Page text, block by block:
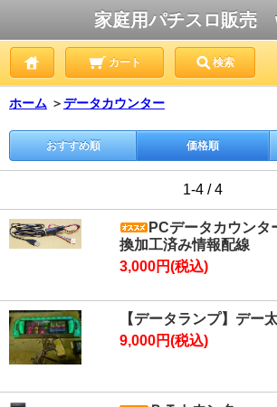
家庭用パチスロ販売
カート 検索
ホーム ＞データカウンター
おすすめ順 価格順
1-4 / 4
PCデータカウンタ
換加工済み情報配線
3,000円(税込)
【データランプ】デー
9,000円(税込)